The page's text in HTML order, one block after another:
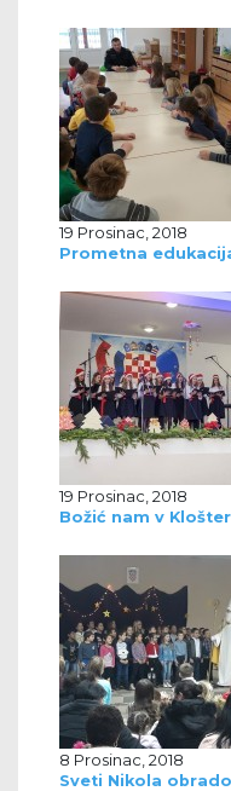
19 Prosinac, 2018
Prometna
19 Prosinac, 2018
Božić nam v
8 Prosinac, 2018
Sveti Nikola